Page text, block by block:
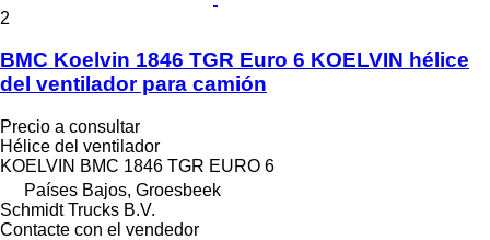
2
BMC Koelvin 1846 TGR Euro 6 KOELVIN hélice
del ventilador para camión
Precio a consultar
Hélice del ventilador
KOELVIN BMC 1846 TGR EURO 6
Países Bajos, Groesbeek
Schmidt Trucks B.V.
Contacte con el vendedor